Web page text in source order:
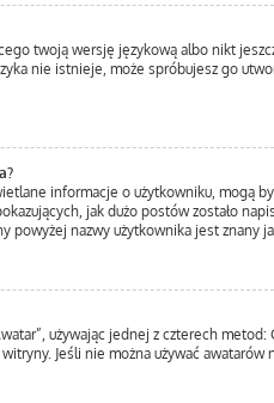
twoją wersję językową albo nikt
nie istnieje, może spróbujesz go
informacje o użytkowniku, mogą
jak dużo postów zostało
powyżej nazwy użytkownika jest
używając jednej z czterech
Jeśli nie można używać